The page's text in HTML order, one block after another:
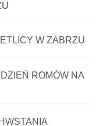
W ZABRZU
ROMÓW NA